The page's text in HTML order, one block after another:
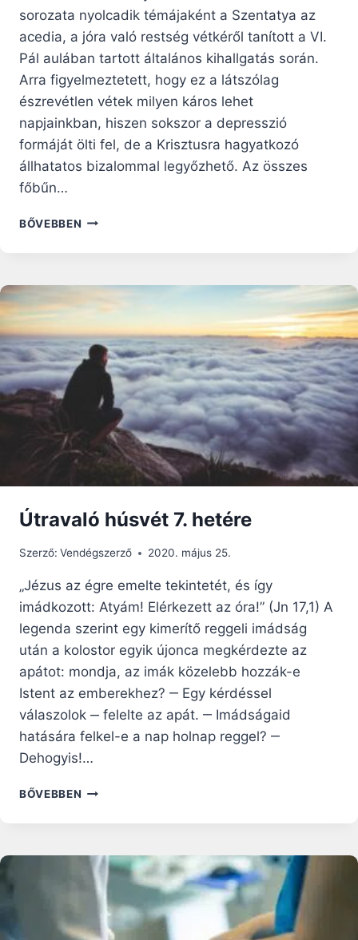
sorozata nyolcadik témájaként a Szentatya az
acedia, a jóra való restség vétkéről tanított a VI.
Pál aulában tartott általános kihallgatás során.
Arra figyelmeztetett, hogy ez a látszólag
észrevétlen vétek milyen káros lehet
napjainkban, hiszen sokszor a depresszió
formáját ölti fel, de a Krisztusra hagyatkozó
állhatatos bizalommal legyőzhető. Az összes
főbűn…
BŐVEBBEN FERENC
JÓRA
VALÓ
AZ
ÉSZREVÉTLEN
NAGYON
KÁRTÉKONY
VÉTEKRŐL
Útravaló húsvét 7. hetére
Szerző: Vendégszerző 2020. május 25.
„Jézus az égre emelte tekintetét, és így
imádkozott: Atyám! Elérkezett az óra!” (Jn 17,1) A
legenda szerint egy kimerítő reggeli imádság
után a kolostor egyik újonca megkérdezte az
apátot: mondja, az imák közelebb hozzák-e
Istent az emberekhez? ‒ Egy kérdéssel
válaszolok ‒ felelte az apát. ‒ Imádságaid
hatására felkel-e a nap holnap reggel? ‒
Dehogyis!…
BŐVEBBEN ÚTRAVALÓ